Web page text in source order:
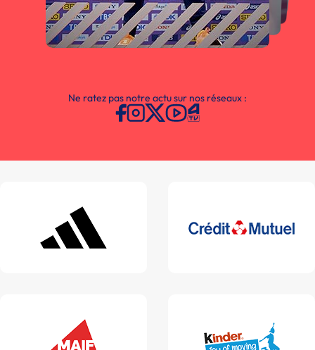
Ne ratez pas notre actu sur nos réseaux :